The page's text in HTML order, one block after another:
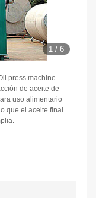
1 /6
press machine.
de aceite de
uso alimentario
que el aceite final